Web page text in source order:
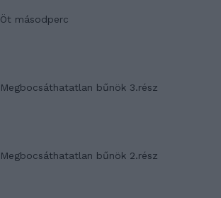
Öt másodperc
Megbocsáthatatlan bűnök 3.rész
Megbocsáthatatlan bűnök 2.rész